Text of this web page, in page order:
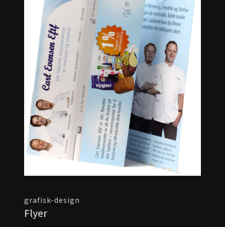
grafisk-design
Flyer